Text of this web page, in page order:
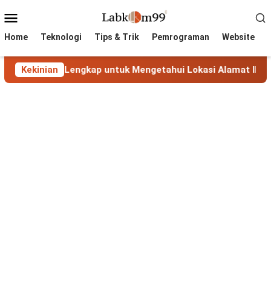
to
Menu
Home Teknologi Tips & Trik Pemrograman Website
Kekinian
Lengkap untuk Mengetahui Lokasi Alamat IP